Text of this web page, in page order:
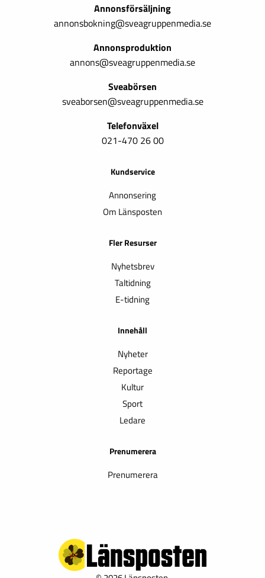
Annonsförsäljning
annonsbokning@sveagruppenmedia.se
Annonsproduktion
annons@sveagruppenmedia.se
Sveabörsen
sveaborsen@sveagruppenmedia.se
Telefonväxel
021-470 26 00
Kundservice
Annonsering
Om Länsposten
Fler Resurser
Nyhetsbrev
Taltidning
E-tidning
Innehåll
Nyheter
Reportage
Kultur
Sport
Ledare
Prenumerera
Prenumerera